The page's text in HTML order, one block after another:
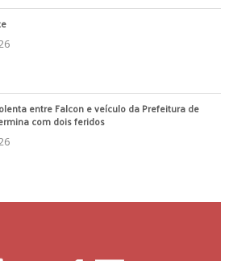
entre Falcon e veículo da Prefeitura de
com dois feridos